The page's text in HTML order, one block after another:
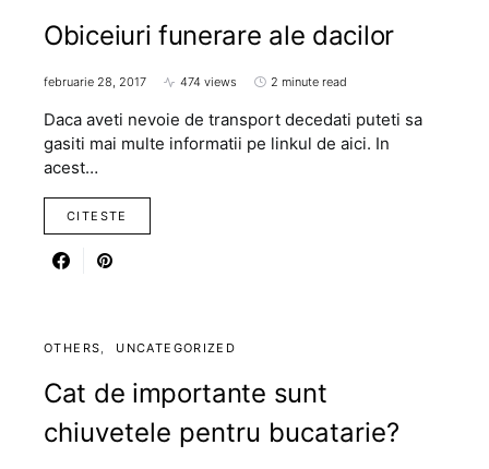
Obiceiuri funerare ale dacilor
februarie 28, 2017 474 views 2 minute read
Daca aveti nevoie de transport decedati puteti sa
gasiti mai multe informatii pe linkul de aici. In
acest…
CITESTE
OTHERS UNCATEGORIZED
Cat de importante sunt
chiuvetele pentru bucatarie?